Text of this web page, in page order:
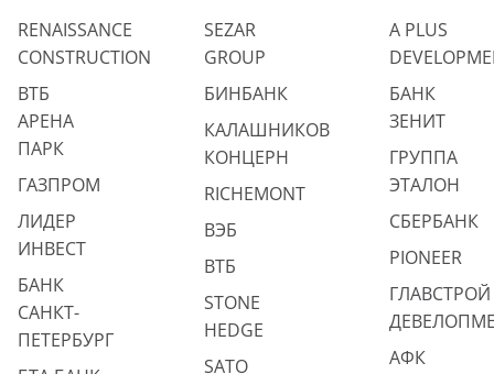
RENAISSANCE
CONSTRUCTION
ВТБ
АРЕНА
ПАРК
ГАЗПРОМ
ЛИДЕР
ИНВЕСТ
БАНК
САНКТ-
ПЕТЕРБУРГ
SEZAR
GROUP
БИНБАНК
КАЛАШНИКОВ
КОНЦЕРН
RICHEMONT
ВЭБ
ВТБ
STONE
HEDGE
SATO
A PLUS
БАНК
ЗЕНИТ
ГРУППА
ЭТАЛОН
СБЕРБАНК
PIONEER
ГЛАВСТРОЙ
АФК